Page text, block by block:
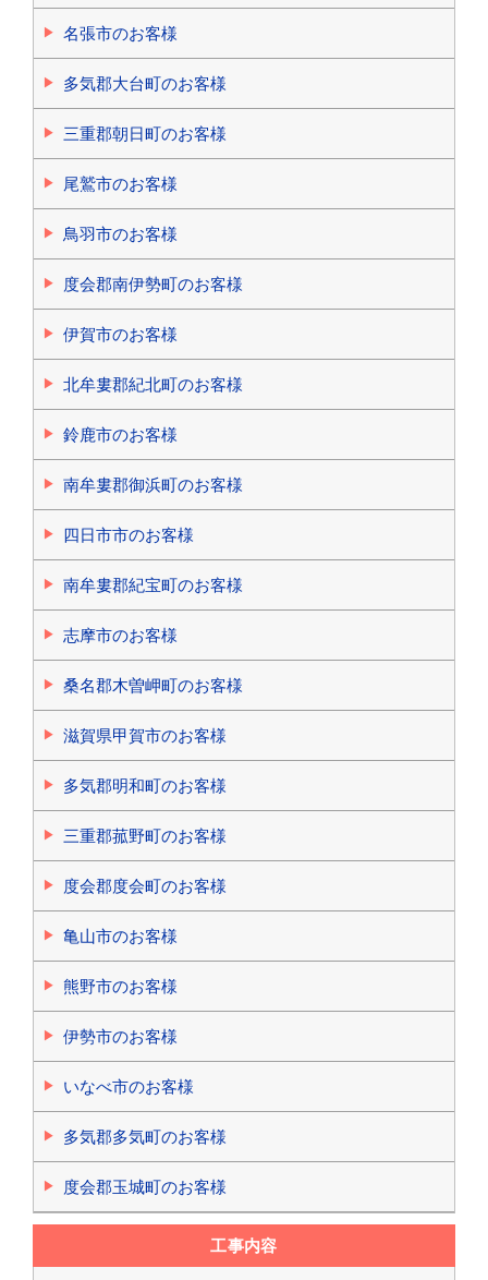
名張市のお客様
多気郡大台町のお客様
三重郡朝日町のお客様
尾鷲市のお客様
鳥羽市のお客様
度会郡南伊勢町のお客様
伊賀市のお客様
北牟婁郡紀北町のお客様
鈴鹿市のお客様
南牟婁郡御浜町のお客様
四日市市のお客様
南牟婁郡紀宝町のお客様
志摩市のお客様
桑名郡木曽岬町のお客様
滋賀県甲賀市のお客様
多気郡明和町のお客様
三重郡菰野町のお客様
度会郡度会町のお客様
亀山市のお客様
熊野市のお客様
伊勢市のお客様
いなべ市のお客様
多気郡多気町のお客様
度会郡玉城町のお客様
工事内容